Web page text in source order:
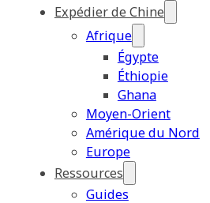
Expédier de Chine
Afrique
Égypte
Éthiopie
Ghana
Moyen-Orient
Amérique du Nord
Europe
Ressources
Guides